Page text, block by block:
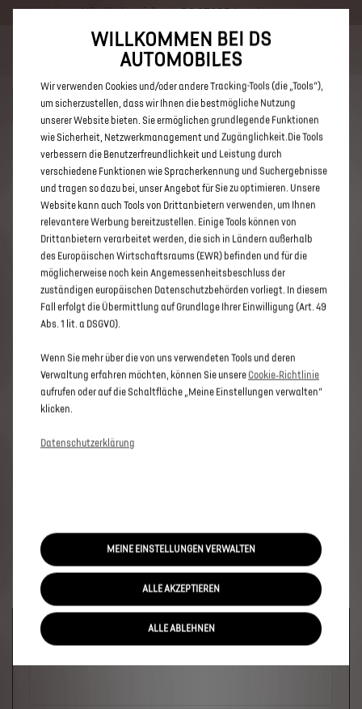
Händlerbereich von DS STORE Augsburg
Bis zu 6.000 € staatliche Förderprämie für E-Autos und Plug-In-
Hybride. Mehr erfahren >>
ENTDECKEN SIE ALLE DS 7 E-
TENSE NEUWAGEN MIT PLUG-IN-
HYBRID ANTRIEB VON DS STORE
AUGSBURG
Welches Fahrzeug?
WILLKOMMEN BEI DS
AUTOMOBILES
Wir verwenden Cookies und/oder andere Tracking-Tools (die „Tools“),
um sicherzustellen, dass wir Ihnen die bestmögliche Nutzung
unserer Website bieten. Sie ermöglichen grundlegende Funktionen
wie Sicherheit, Netzwerkmanagement und Zugänglichkeit.Die Tools
verbessern die Benutzerfreundlichkeit und Leistung durch
verschiedene Funktionen wie Spracherkennung und Suchergebnisse
und tragen so dazu bei, unser Angebot für Sie zu optimieren. Unsere
Website kann auch Tools von Drittanbietern verwenden, um Ihnen
relevantere Werbung bereitzustellen. Einige Tools können von
Drittanbietern verarbeitet werden, die sich in Ländern außerhalb
des Europäischen Wirtschaftsraums (EWR) befinden und für die
möglicherweise noch kein Angemessenheitsbeschluss der
zuständigen europäischen Datenschutzbehörden vorliegt. In diesem
Fall erfolgt die Übermittlung auf Grundlage Ihrer Einwilligung (Art. 49
Abs. 1 lit. a DSGVO).
Wenn Sie mehr über die von uns verwendeten Tools und deren
Verwaltung erfahren möchten, können Sie unsere Cookie‑Richtlinie
aufrufen oder auf die Schaltfläche „Meine Einstellungen verwalten“
klicken.
Datenschutzerklärung
MEINE EINSTELLUNGEN VERWALTEN
ALLE AKZEPTIEREN
ALLE ABLEHNEN